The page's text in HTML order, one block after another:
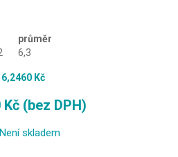
průměr
6,3
6,2460 Kč
Kč (bez DPH)
Není skladem